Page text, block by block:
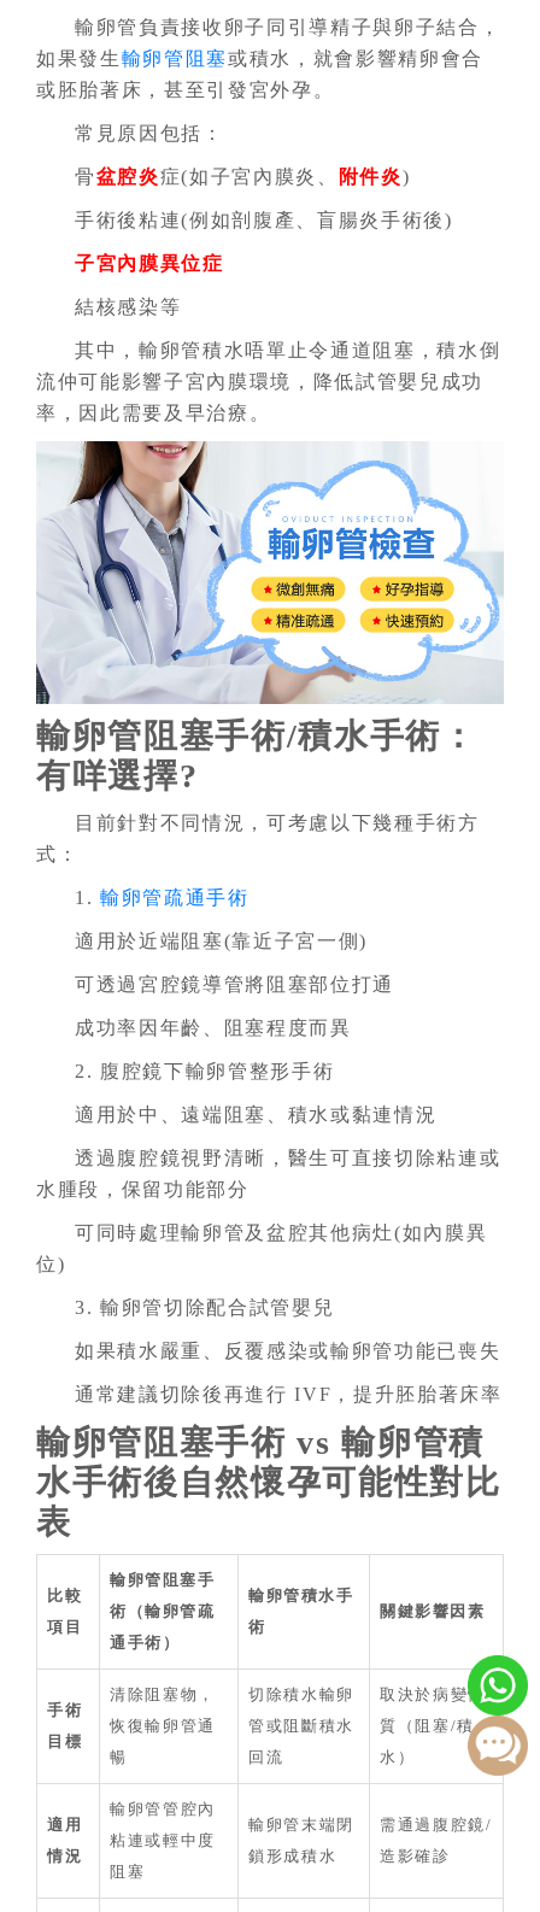
輸卵管負責接收卵子同引導精子與卵子結合，
如果發生輸卵管阻塞或積水，就會影響精卵會合
或胚胎著床，甚至引發宮外孕。
常見原因包括：
骨盆腔炎症(如子宮內膜炎、 附件炎)
手術後粘連(例如剖腹產、盲腸炎手術後)
子宮內膜異位症
結核感染等
其中，輸卵管積水唔單止令通道阻塞，積水倒
流仲可能影響子宮內膜環境，降低試管嬰兒成功
率，因此需要及早治療。
輸卵管阻塞手術/積水手術：
有咩選擇?
目前針對不同情況，可考慮以下幾種手術方
式：
1.輸卵管疏通手術
適用於近端阻塞(靠近子宮一側)
可透過宮腔鏡導管將阻塞部位打通
成功率因年齡、阻塞程度而異
2. 腹腔鏡下輸卵管整形手術
適用於中、遠端阻塞、積水或黏連情況
透過腹腔鏡視野清晰，醫生可直接切除粘連或
水腫段，保留功能部分
可同時處理輸卵管及盆腔其他病灶(如內膜異
位)
3. 輸卵管切除配合試管嬰兒
如果積水嚴重、反覆感染或輸卵管功能已喪失
通常建議切除後再進行 IVF，提升胚胎著床率
輸卵管阻塞手術 vs 輸卵管積
水手術後自然懷孕可能性對比
表
比較
項目
輸卵管阻塞手
術（輸卵管疏
通手術）
輸卵管積水手
術
關鍵影響因素
手術
目標
清除阻塞物，
恢復輸卵管通
暢
切除積水輸卵
管或阻斷積水
回流
取決於病變性
質（阻塞/積
水）
適用
情況
輸卵管管腔內
粘連或輕中度
阻塞
輸卵管末端閉
鎖形成積水
需通過腹腔鏡/
造影確診